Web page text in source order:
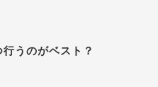
うのがベスト？